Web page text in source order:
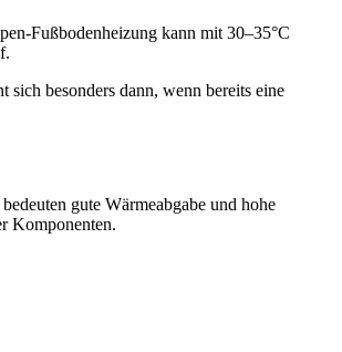
Fußbodenheizung kann mit 30–35°C
besonders dann, wenn bereits eine
gute Wärmeabgabe und hohe
Komponenten.